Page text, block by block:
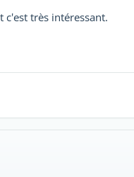
c'est très intéressant.